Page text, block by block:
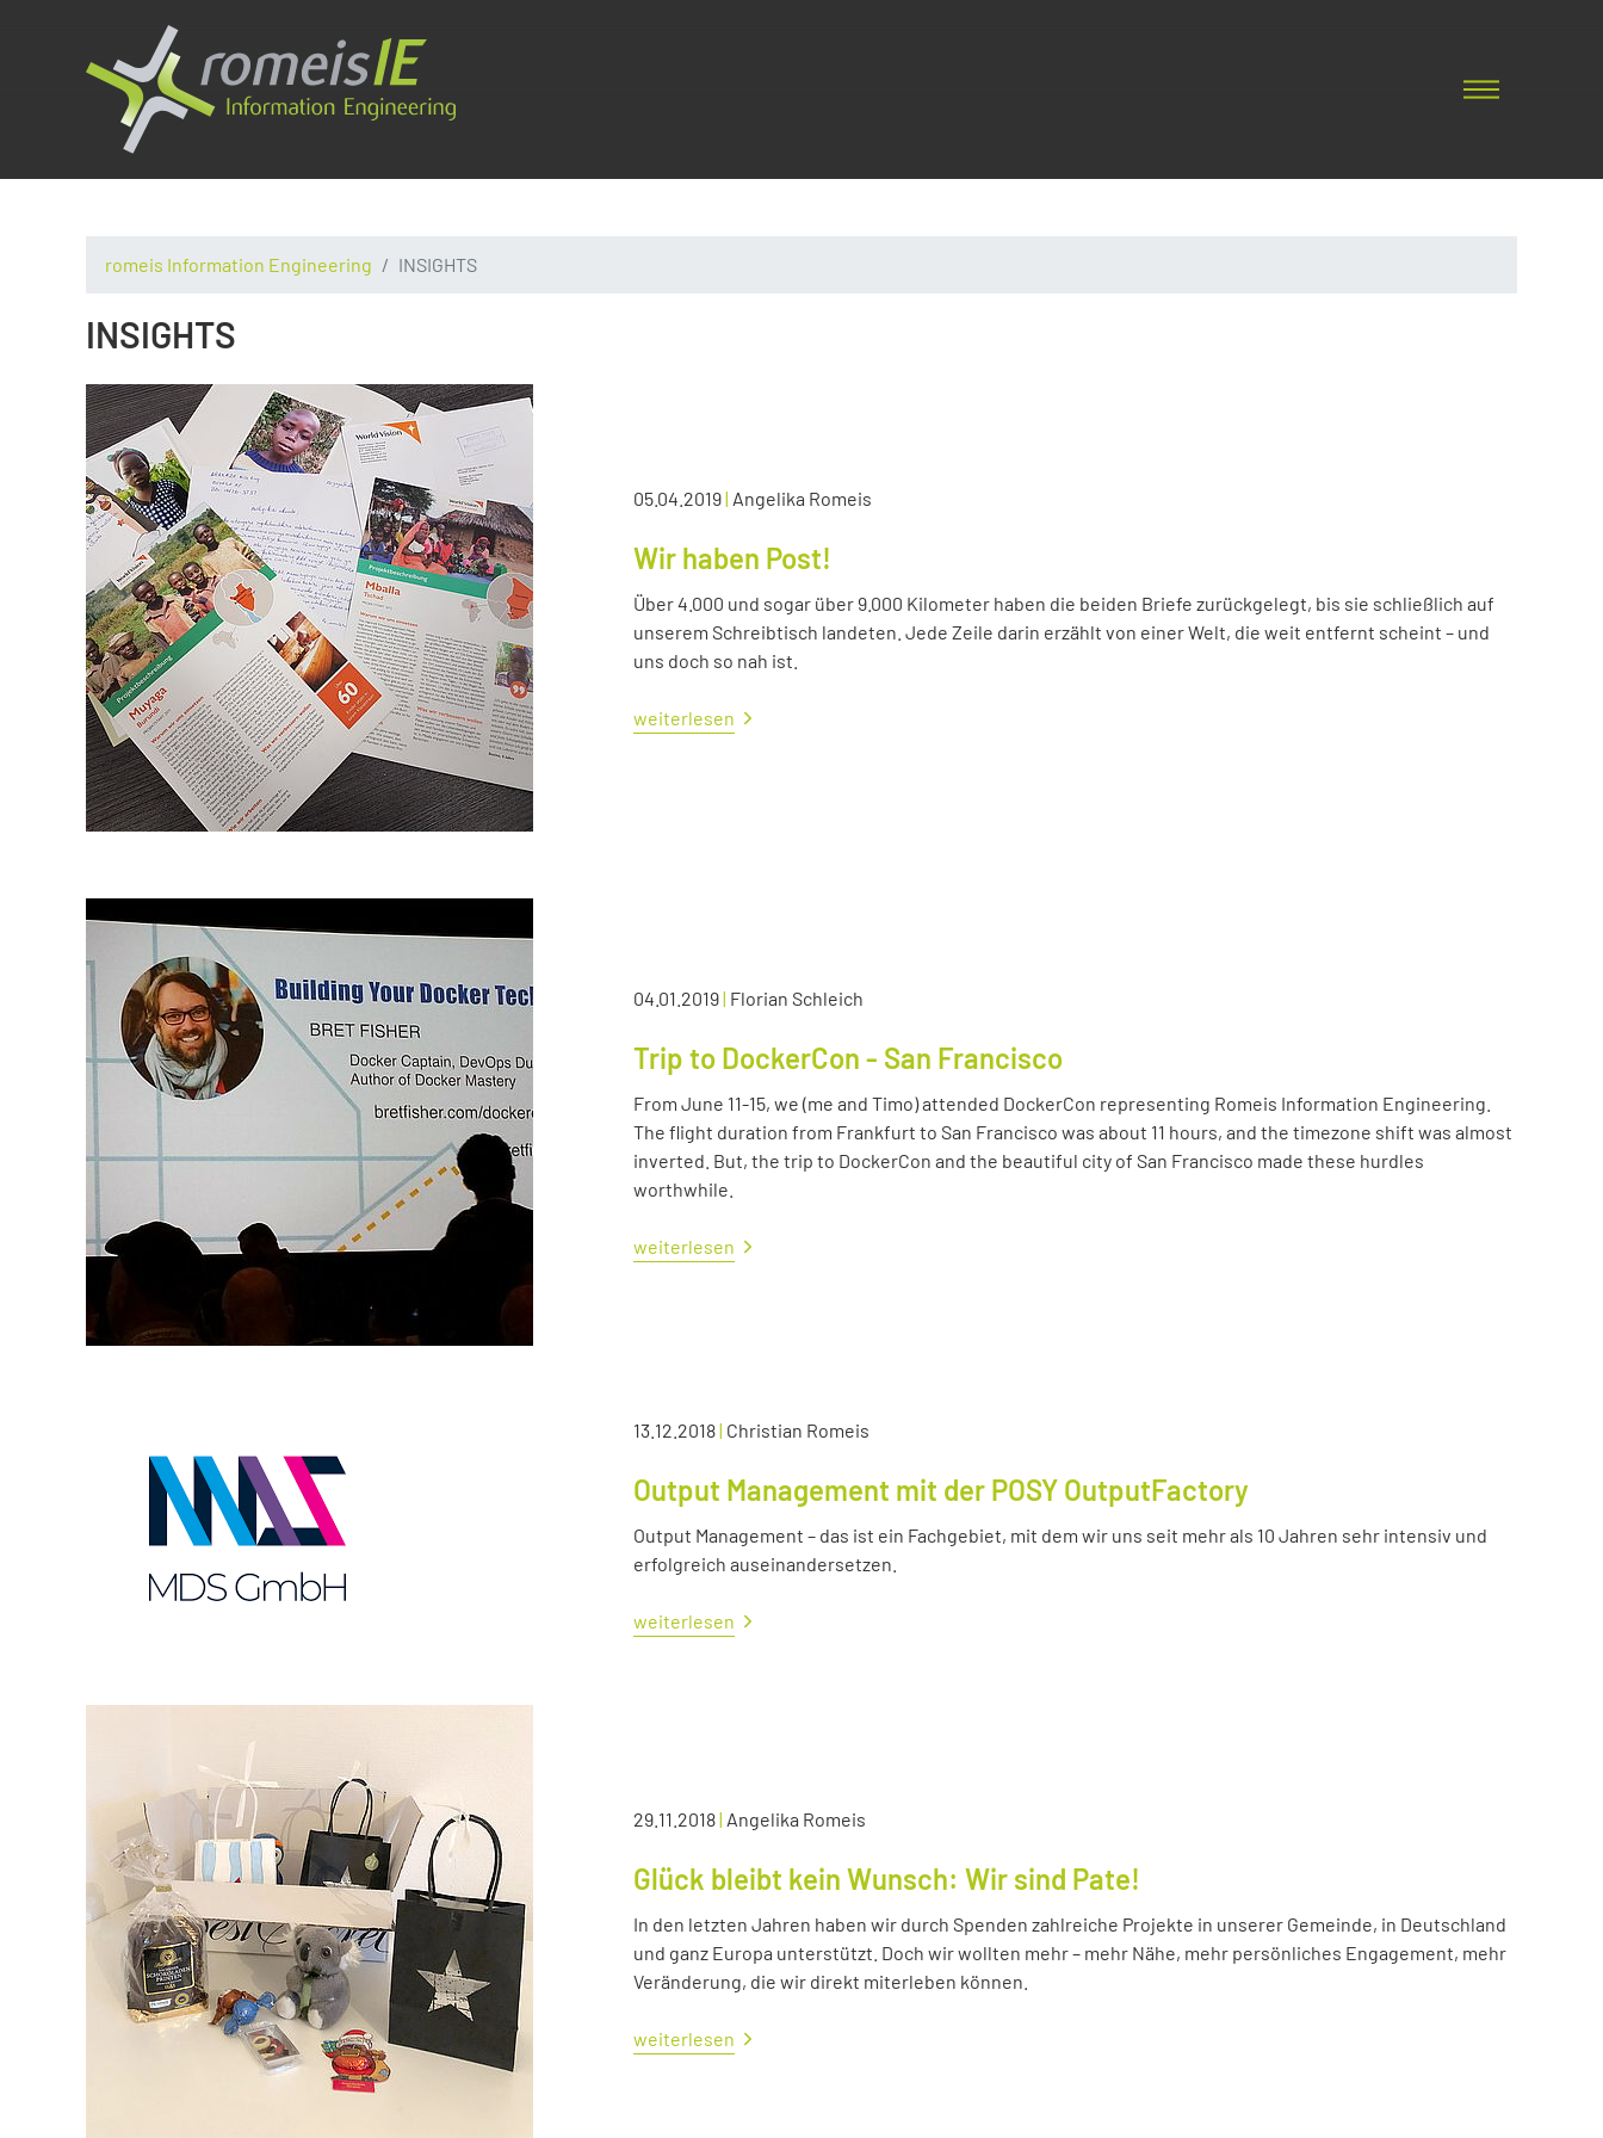
romeis Information Engineering INSIGHTS
INSIGHTS
05.04.2019| Angelika Romeis
Wir haben Post!
Über 4.000 und sogar über 9.000 Kilometer haben die beiden Briefe zurückgelegt, bis sie schließlich auf
unserem Schreibtisch landeten. Jede Zeile darin erzählt von einer Welt, die weit entfernt scheint – und
uns doch so nah ist.
weiterlesen
04.01.2019| Florian Schleich
Trip to DockerCon - San Francisco
From June 11-15, we (me and Timo) attended DockerCon representing Romeis Information Engineering.
The flight duration from Frankfurt to San Francisco was about 11 hours, and the timezone shift was almost
inverted. But, the trip to DockerCon and the beautiful city of San Francisco made these hurdles
worthwhile.
weiterlesen
13.12.2018| Christian Romeis
Output Management mit der POSY OutputFactory
Output Management – das ist ein Fachgebiet, mit dem wir uns seit mehr als 10 Jahren sehr intensiv und
erfolgreich auseinandersetzen.
weiterlesen
29.11.2018| Angelika Romeis
Glück bleibt kein Wunsch: Wir sind Pate!
In den letzten Jahren haben wir durch Spenden zahlreiche Projekte in unserer Gemeinde, in Deutschland
und ganz Europa unterstützt. Doch wir wollten mehr – mehr Nähe, mehr persönliches Engagement, mehr
Veränderung, die wir direkt miterleben können.
weiterlesen